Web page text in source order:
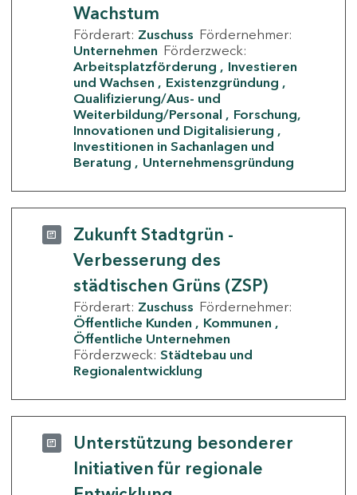
Wachstum
Förderart: Zuschuss Fördernehmer:
Unternehmen Förderzweck:
Arbeitsplatzförderung
Investieren
und Wachsen
Existenzgründung
Qualifizierung/Aus- und
Weiterbildung/Personal
Forschung,
Innovationen und Digitalisierung
Investitionen in Sachanlagen und
Beratung
Unternehmensgründung
Zukunft Stadtgrün -
Verbesserung des
städtischen Grüns (ZSP)
Förderart: Zuschuss Fördernehmer:
Öffentliche Kunden
Kommunen
Öffentliche Unternehmen
Förderzweck: Städtebau und
Regionalentwicklung
Unterstützung besonderer
Initiativen für regionale